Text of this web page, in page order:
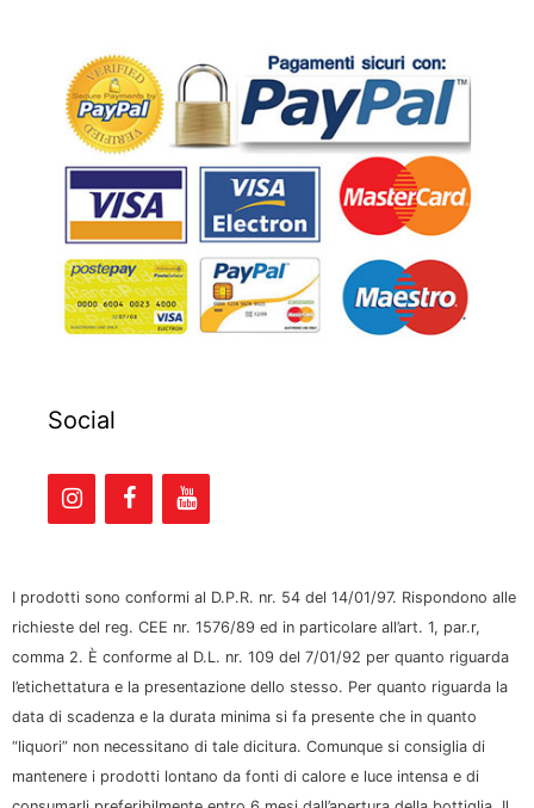
Social
I prodotti sono conformi al D.P.R. nr. 54 del 14/01/97. Rispondono alle
richieste del reg. CEE nr. 1576/89 ed in particolare all’art. 1, par.r,
comma 2. È conforme al D.L. nr. 109 del 7/01/92 per quanto riguarda
l’etichettatura e la presentazione dello stesso. Per quanto riguarda la
data di scadenza e la durata minima si fa presente che in quanto
“liquori” non necessitano di tale dicitura. Comunque si consiglia di
mantenere i prodotti lontano da fonti di calore e luce intensa e di